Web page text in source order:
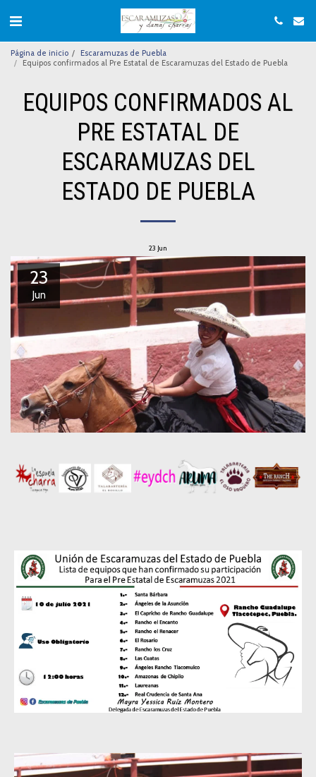
Página de inicio
Escaramuzas de Puebla
Equipos confirmados al Pre Estatal de Escaramuzas del Estado de Puebla
EQUIPOS CONFIRMADOS AL
PRE ESTATAL DE
ESCARAMUZAS DEL
ESTADO DE PUEBLA
23 Jun
23
Jun